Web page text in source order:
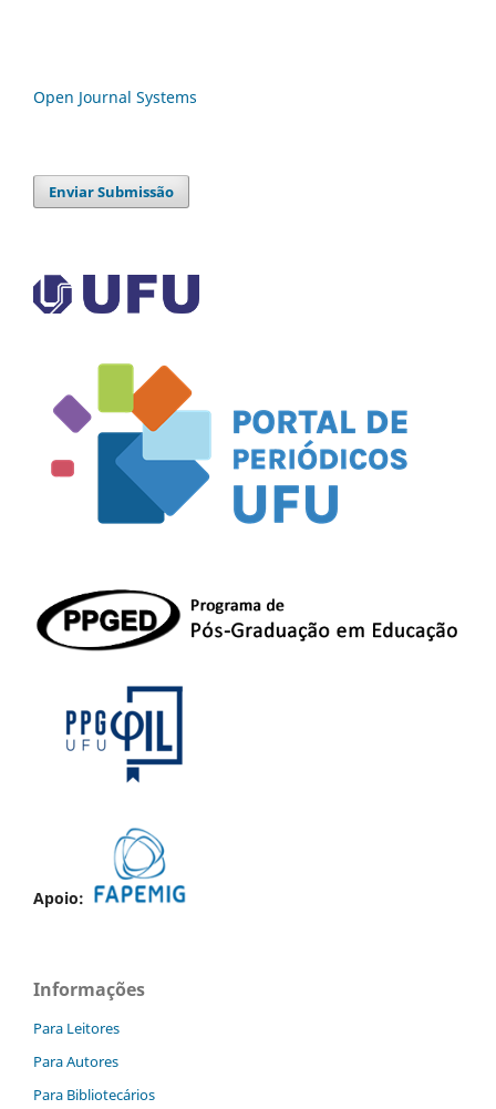
Open Journal Systems
Enviar Submissão
Apoio:
Informações
Para Leitores
Para Autores
Para Bibliotecários